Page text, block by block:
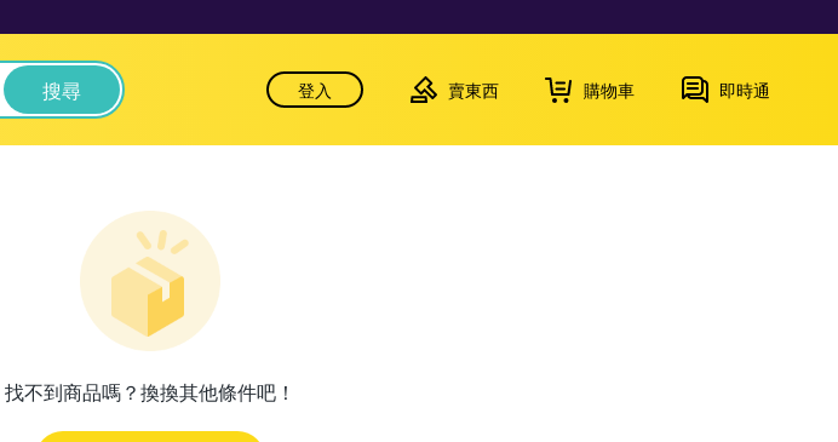
搜尋 登入 賣東西 購物車 即時通
找不到商品嗎？換換其他條件吧！